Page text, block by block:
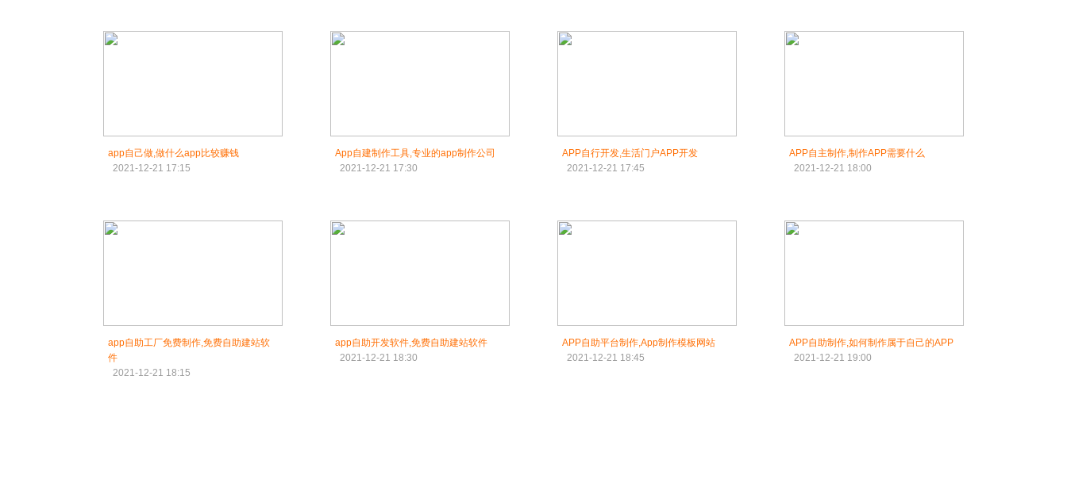
app自己做,做什么app比较赚钱
2021-12-21 17:15
App自建制作工具,专业的app制作公司
2021-12-21 17:30
APP自行开发,生活门户APP开发
2021-12-21 17:45
APP自主制作,制作APP需要什么
2021-12-21 18:00
app自助工厂免费制作,免费自助建站软
件
2021-12-21 18:15
app自助开发软件,免费自助建站软件
2021-12-21 18:30
APP自助平台制作,App制作模板网站
2021-12-21 18:45
APP自助制作,如何制作属于自己的APP
2021-12-21 19:00